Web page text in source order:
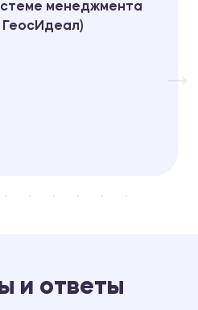
менеджмента
и ответы